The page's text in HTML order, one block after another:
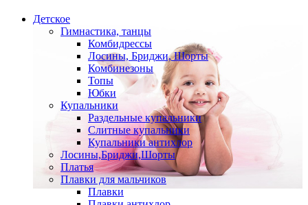
Детское
Гимнастика, танцы
Комбидрессы
Лосины, Бриджи, Шорты
Комбинезоны
Топы
Юбки
Купальники
Раздельные купальники
Слитные купальники
Купальники антихлор
Лосины,Бриджи,Шорты
Платья
Плавки для мальчиков
Плавки